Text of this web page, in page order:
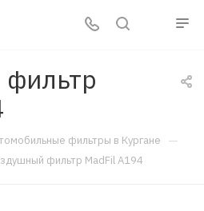
фильтры в Кургане —
фильтр MadFil A194